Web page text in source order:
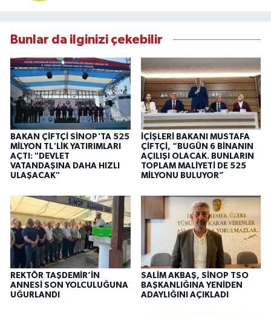
Bunlar da ilginizi çekebilir
BAKAN ÇİFTÇİ SİNOP'TA 525
MİLYON TL'LİK YATIRIMLARI
AÇTI: "DEVLET
VATANDAŞINA DAHA HIZLI
ULAŞACAK"
İÇİŞLERİ BAKANI MUSTAFA
ÇİFTÇİ, “BUGÜN 6 BİNANIN
AÇILIŞI OLACAK. BUNLARIN
TOPLAM MALİYETİ DE 525
MİLYONU BULUYOR”
REKTÖR TAŞDEMİR’İN
ANNESİ SON YOLCULUĞUNA
UĞURLANDI
SALİM AKBAŞ, SİNOP TSO
BAŞKANLIĞINA YENİDEN
ADAYLIĞINI AÇIKLADI